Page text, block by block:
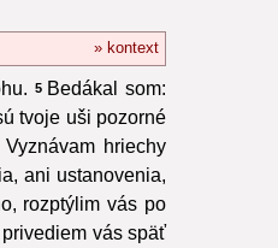
» kontext
5 Bedákal som:
tvoje uši pozorné
hriechy
ani ustanovenia,
rozptýlim vás po
vás späť